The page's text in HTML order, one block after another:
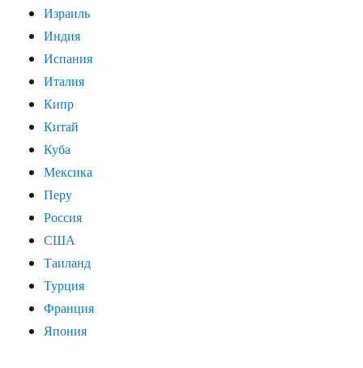
Израиль
Индия
Испания
Италия
Кипр
Китай
Куба
Мексика
Перу
Россия
США
Таиланд
Турция
Франция
Япония